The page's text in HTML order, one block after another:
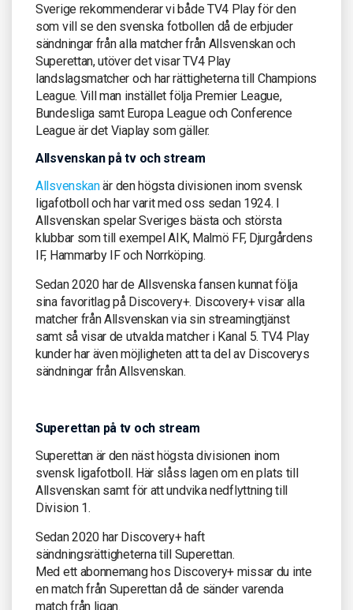
Sverige rekommenderar vi både TV4 Play för den
som vill se den svenska fotbollen då de erbjuder
sändningar från alla matcher från Allsvenskan och
Superettan, utöver det visar TV4 Play
landslagsmatcher och har rättigheterna till Champions
League. Vill man instället följa Premier League,
Bundesliga samt Europa League och Conference
League är det Viaplay som gäller.
Allsvenskan på tv och stream
Allsvenskanär den högsta divisionen inom svensk
ligafotboll och har varit med oss sedan 1924. I
Allsvenskan spelar Sveriges bästa och största
klubbar som till exempel AIK, Malmö FF, Djurgårdens
IF, Hammarby IF och Norrköping.
Sedan 2020 har de Allsvenska fansen kunnat följa
sina favoritlag på Discovery+. Discovery+ visar alla
matcher från Allsvenskan via sin streamingtjänst
samt så visar de utvalda matcher i Kanal 5. TV4 Play
kunder har även möjligheten att ta del av Discoverys
sändningar från Allsvenskan.
Superettan på tv och stream
Superettan är den näst högsta divisionen inom
svensk ligafotboll. Här slåss lagen om en plats till
Allsvenskan samt för att undvika nedflyttning till
Division 1.
Sedan 2020 har Discovery+ haft
sändningsrättigheterna till Superettan.
Med ett abonnemang hos Discovery+ missar du inte
en match från Superettan då de sänder varenda
match från ligan.